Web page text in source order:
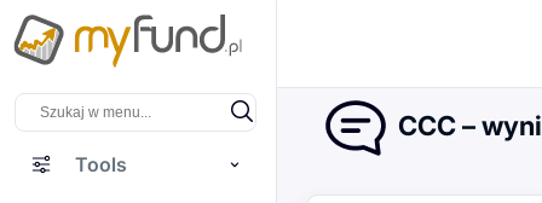
Tools
CCC –